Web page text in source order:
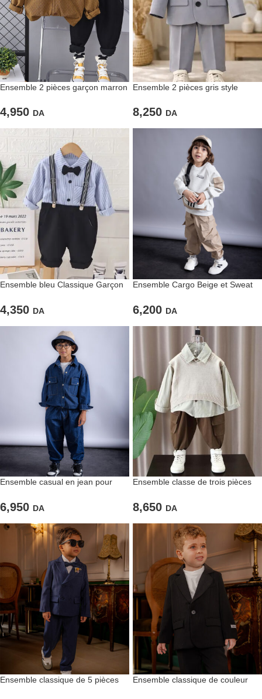
Ensemble 2 pièces garçon marron
4,950 DA
Ensemble 2 pièces gris style
8,250 DA
Ensemble bleu Classique Garçon
4,350 DA
Ensemble Cargo Beige et Sweat
6,200 DA
Ensemble casual en jean pour
6,950 DA
Ensemble classe de trois pièces
8,650 DA
Ensemble classique de 5 pièces
Ensemble classique de couleur